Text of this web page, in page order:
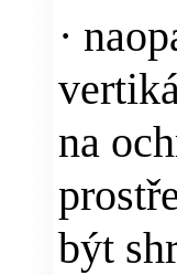
·
na
být